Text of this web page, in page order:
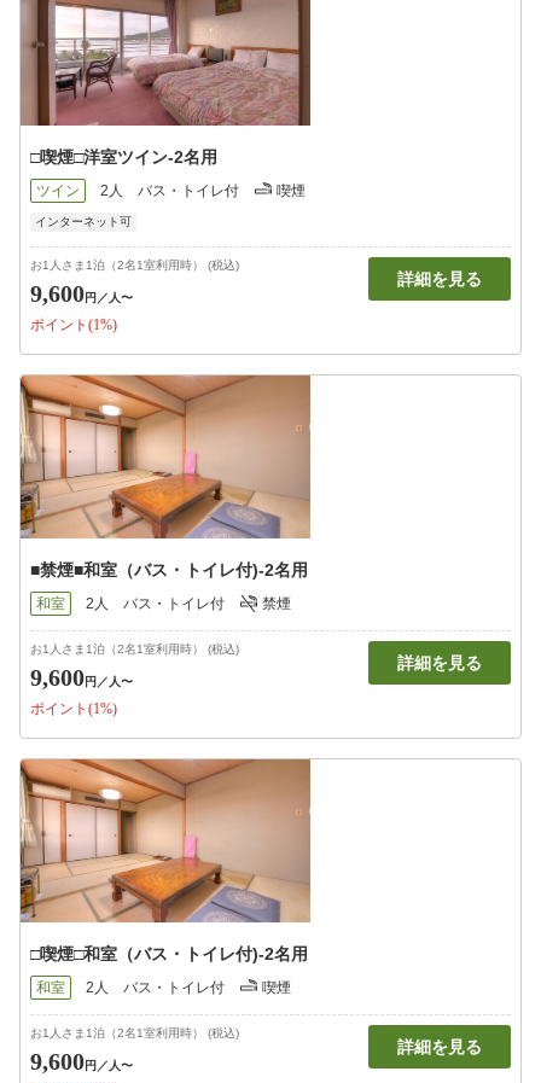
□喫煙□洋室ツイン-2名用
ツイン 2人 バス・トイレ付 喫煙
インターネット可
お1人さま1泊（2名1室利用時） (税込)
9,600円 ／人〜
ポイント(1%)
詳細を見る
■禁煙■和室（バス・トイレ付)-2名用
和室 2人 バス・トイレ付 禁煙
お1人さま1泊（2名1室利用時） (税込)
9,600円 ／人〜
ポイント(1%)
詳細を見る
□喫煙□和室（バス・トイレ付)-2名用
和室 2人 バス・トイレ付 喫煙
お1人さま1泊（2名1室利用時） (税込)
9,600円 ／人〜
詳細を見る